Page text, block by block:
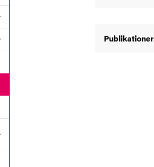
Undermeny för Organisation
Undermeny för Vision och värderingar
Undermeny för Ceremonier och traditioner
Publikationer